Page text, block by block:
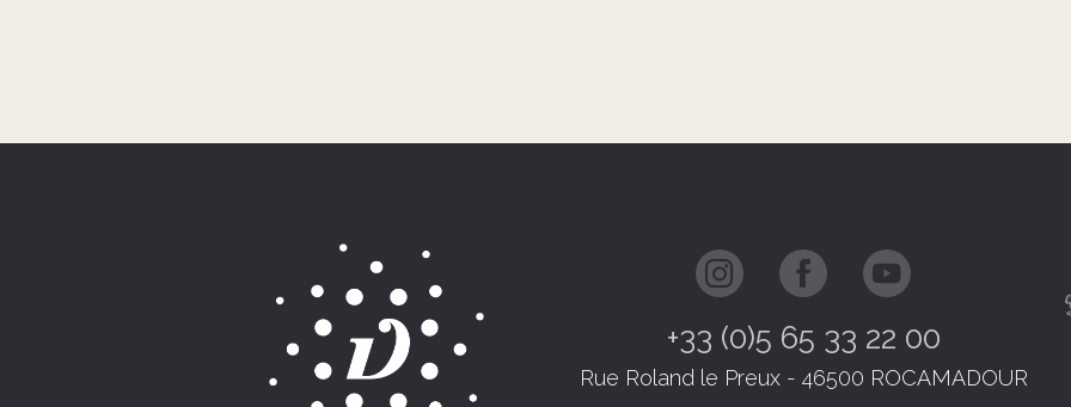
+33 (0)5 65 33 22 00
Rue Roland le Preux - 46500 ROCAMADOUR